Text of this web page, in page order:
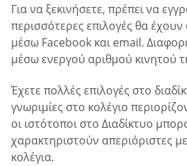
Για να ξεκινήσετε, πρέπει να
περισσότερες επιλογές θα
μέσω Facebook και email.
μέσω ενεργού αριθμού κινητού
Έχετε πολλές επιλογές στο
γνωριμίες στο κολέγιο
οι ιστότοποι στο Διαδίκτυο
χαρακτηριστούν απεριόριστες
κολέγια.